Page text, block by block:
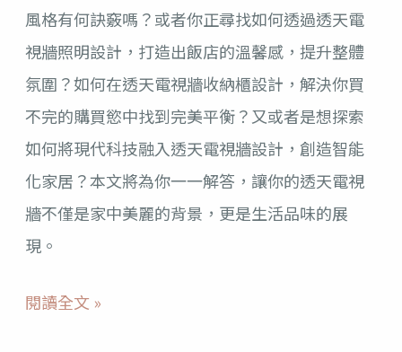
風格有何訣竅嗎？或者你正尋找如何透過透天電
視牆照明設計，打造出飯店的溫馨感，提升整體
氛圍？如何在透天電視牆收納櫃設計，解決你買
不完的購買慾中找到完美平衡？又或者是想探索
如何將現代科技融入透天電視牆設計，創造智能
化家居？本文將為你一一解答，讓你的透天電視
牆不僅是家中美麗的背景，更是生活品味的展
現。
天
電
視
牆
也
能
成
為
能
閱讀全文 »